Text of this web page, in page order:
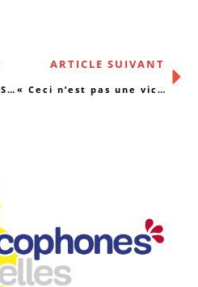
Mémorandum 2014 de Solidaris – Mutualité socialiste
ARTICLE SUIVANT
« Ceci n’est pas une victime »